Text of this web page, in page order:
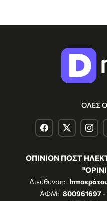
ΟΛΕΣ
ΟΠΙΝΙΟΝ ΠΟΣΤ
Διεύθυνση:
ΑΦΜ: 800961697-